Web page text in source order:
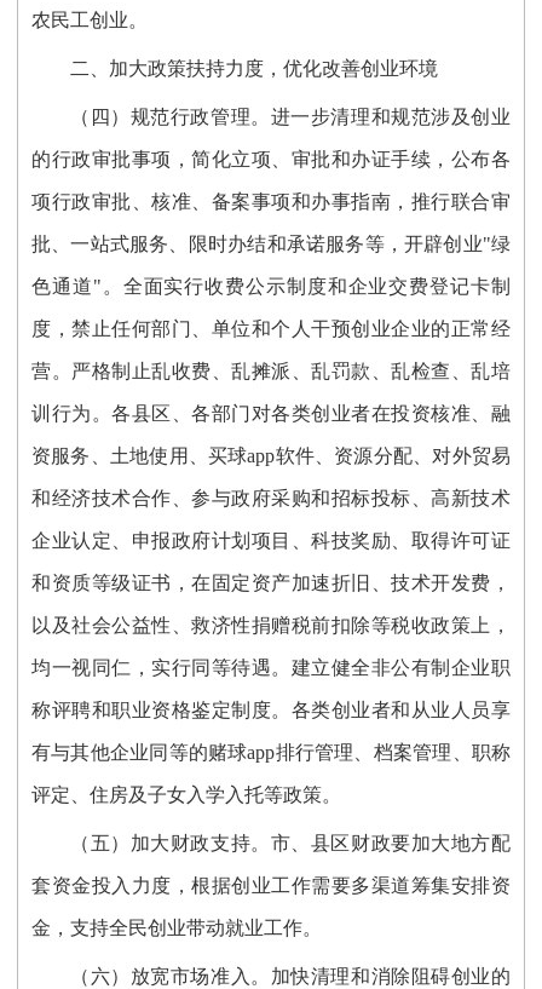
农民工创业。
二、加大政策扶持力度，优化改善创业环境
（四）规范行政管理。进一步清理和规范涉及创业
的行政审批事项，简化立项、审批和办证手续，公布各
项行政审批、核准、备案事项和办事指南，推行联合审
批、一站式服务、限时办结和承诺服务等，开辟创业"绿
色通道"。全面实行收费公示制度和企业交费登记卡制
度，禁止任何部门、单位和个人干预创业企业的正常经
营。严格制止乱收费、乱摊派、乱罚款、乱检查、乱培
训行为。各县区、各部门对各类创业者在投资核准、融
资服务、土地使用、买球app软件、资源分配、对外贸易
和经济技术合作、参与政府采购和招标投标、高新技术
企业认定、申报政府计划项目、科技奖励、取得许可证
和资质等级证书，在固定资产加速折旧、技术开发费，
以及社会公益性、救济性捐赠税前扣除等税收政策上，
均一视同仁，实行同等待遇。建立健全非公有制企业职
称评聘和职业资格鉴定制度。各类创业者和从业人员享
有与其他企业同等的赌球app排行管理、档案管理、职称
评定、住房及子女入学入托等政策。
（五）加大财政支持。市、县区财政要加大地方配
套资金投入力度，根据创业工作需要多渠道筹集安排资
金，支持全民创业带动就业工作。
（六）放宽市场准入。加快清理和消除阻碍创业的